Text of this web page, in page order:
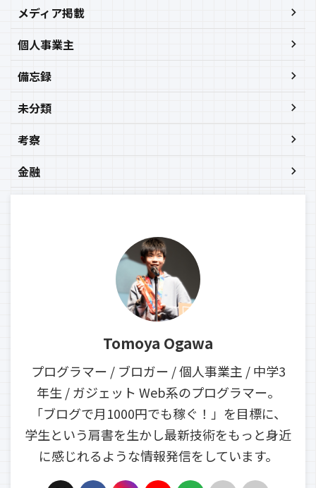
メディア掲載
個人事業主
備忘録
未分類
考察
金融
Tomoya Ogawa
プログラマー / ブロガー / 個人事業主 / 中学3
年生 / ガジェット Web系のプログラマー。
「ブログで月1000円でも稼ぐ！」を目標に、
学生という肩書を生かし最新技術をもっと身近
に感じれるような情報発信をしています。